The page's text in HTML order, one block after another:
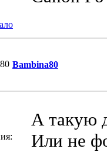
Bambina80
А такую
Или не